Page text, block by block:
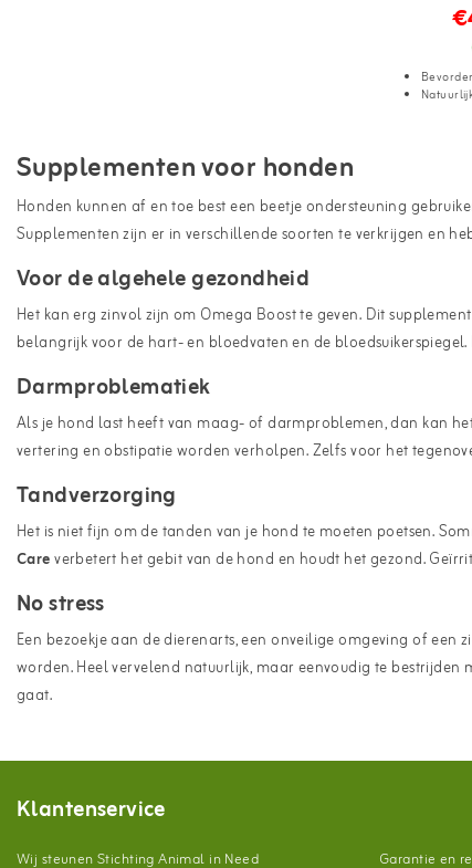
Supplementen voor honden
Honden kunnen af en toe best een beetje ondersteuning
Supplementen zijn er in verschillende soorten te verkrijgen en
Voor de algehele gezondheid
Het kan erg zinvol zijn om Omega Boost te geven. Dit
belangrijk voor de hart- en bloedvaten en de
Darmproblematiek
Als je hond last heeft van maag- of darmproblemen, dan kan
vertering en obstipatie worden verholpen. Zelfs voor het
Tandverzorging
Het is niet fijn om de tanden van je hond te moeten poetsen.
Careverbetert het gebit van de hond en houdt het gezond.
No stress
Een bezoekje aan de dierenarts, een onveilige omgeving of een
worden. Heel vervelend natuurlijk, maar eenvoudig te bestrijden
gaat.
Klantenservice
Wij steunen Stichting Animal in Need Garantie en